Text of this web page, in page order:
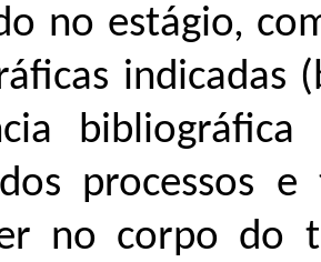
no estágio,
indicadas
processos e
no corpo do